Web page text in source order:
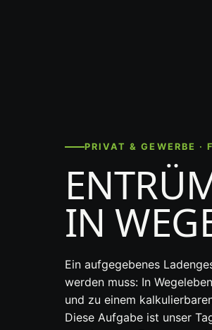
PRIVAT & GEWERBE ·
IN
Ein aufgegebenes
werden muss: In
und zu einem
Diese Aufgabe ist unser